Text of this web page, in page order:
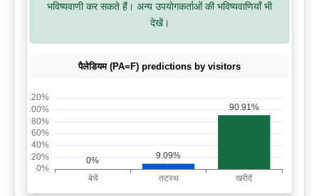
भविष्यवाणी कर सकते हैं। अन्य उपयोगकर्ताओं की भविष्यवाणियाँ भी
देखें।
पैलेडियम (PA=F) predictions by visitors